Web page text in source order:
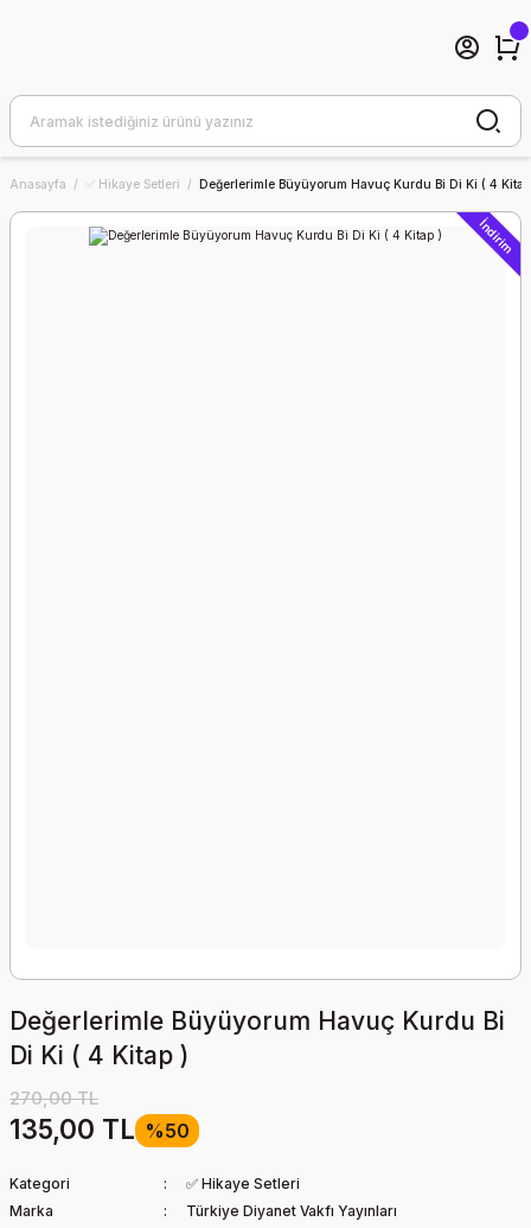
Anasayfa ✅ Hikaye Setleri Değerlerimle Büyüyorum Havuç Kurdu Bi Di Ki ( 4
İndirim
Değerlerimle Büyüyorum Havuç Kurdu Bi
Di Ki ( 4 Kitap )
270,00 TL
135,00 TL %50
Kategori
✅ Hikaye Setleri
Marka
Türkiye Diyanet Vakfı Yayınları